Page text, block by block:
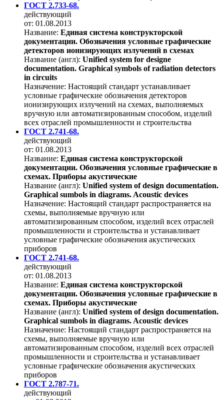
ГОСТ 2.733-68.
действующий
от: 01.08.2013
Название: Единая система конструкторской
документации. Обозначения условные графические
детекторов ионизирующих излучений в схемах
Название (англ): Unified system for designe
documentation. Graphical symbols of radiation detectors
in circuits
Назначение: Настоящий стандарт устанавливает
условные графические обозначения детекторов
ионизирующих излучений на схемах, выполняемых
вручную или автоматизированным способом, изделий
всех отраслей промышленности и строительства
ГОСТ 2.741-68.
действующий
от: 01.08.2013
Название: Единая система конструкторской
документации. Обозначения условные графические в
схемах. Приборы акустические
Название (англ): Unified system of design documentation.
Graphical sumbols in diagrams. Acoustic devices
Назначение: Настоящий стандарт распространяется на
схемы, выполняемые вручную или
автоматизированным способом, изделий всех отраслей
промышленности и строительства и устанавливает
условные графические обозначения акустических
приборов
ГОСТ 2.741-68.
действующий
от: 01.08.2013
Название: Единая система конструкторской
документации. Обозначения условные графические в
схемах. Приборы акустические
Название (англ): Unified system of design documentation.
Graphical sumbols in diagrams. Acoustic devices
Назначение: Настоящий стандарт распространяется на
схемы, выполняемые вручную или
автоматизированным способом, изделий всех отраслей
промышленности и строительства и устанавливает
условные графические обозначения акустических
приборов
ГОСТ 2.787-71.
действующий